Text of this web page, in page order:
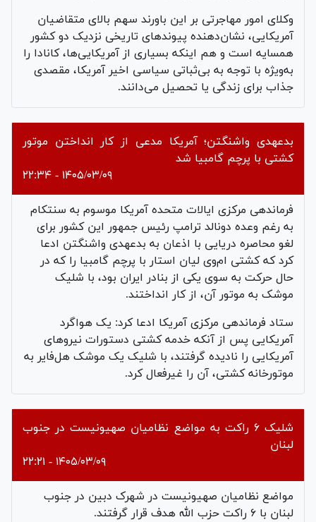
وکلای امور مهاجرتی بر این باورند سهم بالای متقاضیان
آمریکایی، نشان‌دهنده پیوندهای تاریخی نزدیک دو کشور
همسایه است و هم اینکه بسیاری از آمریکایی‌ها، کانادا را
به‌ویژه با توجه به بی‌ثباتی سیاسی اخیر آمریکا، مقصدی
جذاب برای زندگی یا تحصیل می‌دانند.
بدعهدی واشنگتن؛ آمریکا مدعی از کار انداختن موتور
کشتی با پرچم گامبیا شد
۱۴۰۵/۰۳/۰۹ - ۲۲:۳۴
فرماندهی مرکزی ایالات متحده آمریکا موسوم به سنتکام
به رغم وعده دونالد ترامپ رئیس جمهور این کشور برای
لغو محاصره دریایی با اذعان به بدعهدی واشنگتن ادعا
کرد که کشتی ام‌وی لیان استار با پرچم گامبیا را که در
حال حرکت به سوی یکی از بنادر ایران بود، با شلیک
موشک به موتور آن، از کار انداختند.
ستاد فرماندهی مرکزی آمریکا ادعا کرد: یک هواگرد
آمریکایی پس از آنکه خدمه کشتی دستورات نیروهای
آمریکایی را نادیده گرفتند، با شلیک یک موشک هل‌فایر به
موتورخانه کشتی، آن را غیرفعال کرد.
شلیک ۶ راکت به مواضع نظامیان صهیونیست در جنوب
لبنان
۱۴۰۵/۰۳/۰۹ - ۲۲:۲۱
مواضع نظامیان صهیونیست در شهرک دبین در جنوب
لبنان با ۶ راکت حزب الله هدف قرار گرفتند.